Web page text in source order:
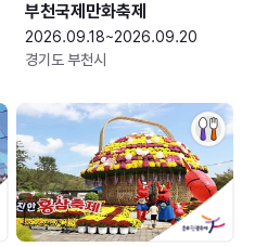
부천국제만화축제
2026.09.18~2026.09.20
경기도 부천시